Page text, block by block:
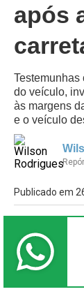
após
Testemunhas
do veículo,
às margens
e o veículo
Publicado em